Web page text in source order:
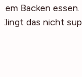
dem Backen
Klingt das nicht